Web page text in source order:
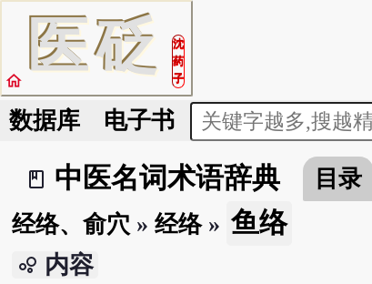
医砭
沈
药
子
home
数据库 电子书
book_2
中医名词术语辞典 目录
经络、俞穴 » 经络» 鱼络
bubble_chart 内容